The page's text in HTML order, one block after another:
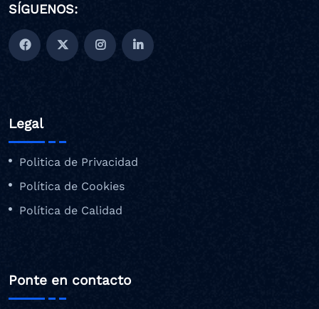
SÍGUENOS:
Legal
Politica de Privacidad
Política de Cookies
Política de Calidad
Ponte en contacto